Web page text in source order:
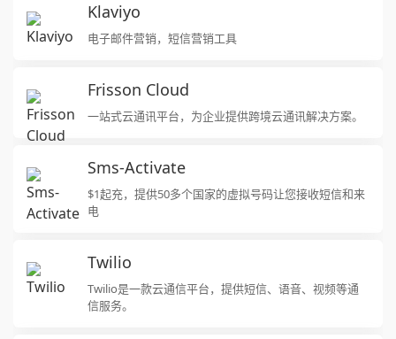
Klaviyo
电子邮件营销，短信营销工具
Frisson Cloud
一站式云通讯平台，为企业提供跨境云通讯解决方案。
Sms-Activate
$1起充，提供50多个国家的虚拟号码让您接收短信和来
电
Twilio
Twilio是一款云通信平台，提供短信、语音、视频等通
信服务。